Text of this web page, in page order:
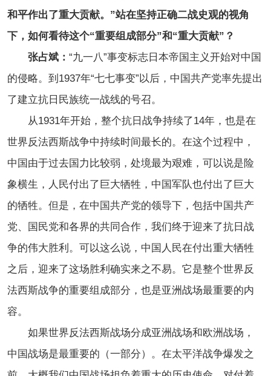
和平作出了重大贡献。”站在坚持正确二战史观的视角
下，如何看待这个“重要组成部分”和“重大贡献”？
张占斌： “九一八”事变标志日本帝国主义开始对中国
的侵略。到1937年“七七事变”以后，中国共产党率先提出
了建立抗日民族统一战线的号召。
从1931年开始，整个抗日战争持续了14年，也是在
世界反法西斯战争中持续时间最长的。在这个过程中，
中国由于过去国力比较弱，处境最为艰难，可以说是险
象横生，人民付出了巨大牺牲，中国军队也付出了巨大
的牺牲。但是，在中国共产党的领导下，包括中国共产
党、国民党和各界的共同合作，我们终于迎来了抗日战
争的伟大胜利。可以这么说，中国人民在付出重大牺牲
之后，迎来了这场胜利确实来之不易。它是整个世界反
法西斯战争的重要组成部分，也是亚洲战场最重要的内
容。
如果世界反法西斯战场分成亚洲战场和欧洲战场，
中国战场是最重要的（一部分）。在太平洋战争爆发之